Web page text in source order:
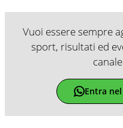
Vuoi essere sempre
sport, risultati ed
canale
Entra